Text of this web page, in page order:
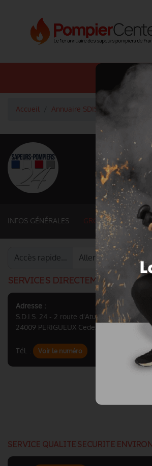
Annuaire
Accueil Annuaire SDIS
<
9 060
INFOS GÉNÉRALES GROUPEMENTS ET
Accès rapide…
SERVICES DIRECTEMENT
Adresse :
S.D.I.S. 24 - 2 route d'Atur CS 91002
24009 PERIGUEUX Cedex
Tél. : Voir le numéro
SERVICE QUALITE SECURITE